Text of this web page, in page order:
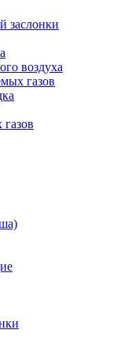
заслонки
воздуха
газов